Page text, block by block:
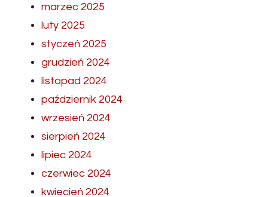
marzec 2025
luty 2025
styczeń 2025
grudzień 2024
listopad 2024
październik 2024
wrzesień 2024
sierpień 2024
lipiec 2024
czerwiec 2024
kwiecień 2024